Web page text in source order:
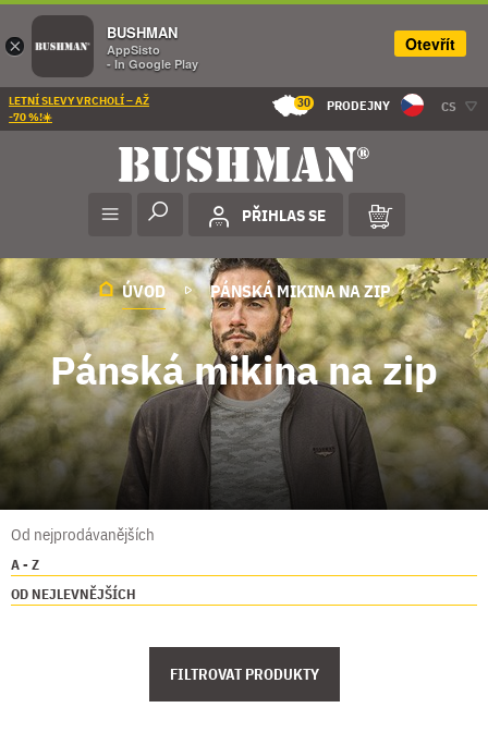
LETNÍ SLEVY VRCHOLÍ – AŽ
-70 %!☀️
30 PRODEJNY CS
PŘIHLAS SE
ÚVOD PÁNSKÁ MIKINA NA ZIP
Pánská mikina na zip
Od nejprodávanějších
A - Z
OD NEJLEVNĚJŠÍCH
FILTROVAT PRODUKTY
×
BUSHMAN
AppSisto
- In Google Play
Otevřít